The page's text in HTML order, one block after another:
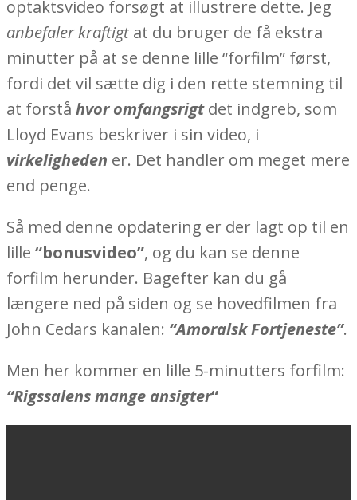
optaktsvideo forsøgt at illustrere dette. Jeg
anbefaler kraftigt at du bruger de få ekstra
minutter på at se denne lille “forfilm” først,
fordi det vil sætte dig i den rette stemning til
at forstå hvor omfangsrigtdet indgreb, som
Lloyd Evans beskriver i sin video, i
virkeligheden er. Det handler om meget mere
end penge.
Så med denne opdatering er der lagt op til en
lille “bonusvideo”, og du kan se denne
forfilm herunder. Bagefter kan du gå
længere ned på siden og se hovedfilmen fra
John Cedars kanalen: “Amoralsk Fortjeneste”.
Men her kommer en lille 5-minutters forfilm:
“Rigssalensmange ansigter“